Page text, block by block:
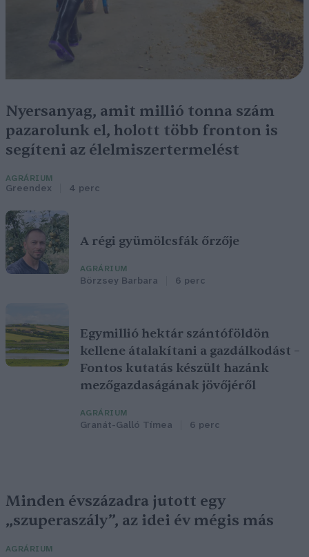
Nyersanyag, amit millió tonna szám
pazarolunk el, holott több fronton is
segíteni az élelmiszertermelést
AGRÁRIUM
Greendex 4 perc
A régi gyümölcsfák őrzője
AGRÁRIUM
Börzsey Barbara 6 perc
Egymillió hektár szántóföldön
kellene átalakítani a gazdálkodást –
Fontos kutatás készült hazánk
mezőgazdaságának jövőjéről
AGRÁRIUM
Granát-Galló Tímea 6 perc
Minden évszázadra jutott egy
„szuperaszály”, az idei év mégis más
AGRÁRIUM